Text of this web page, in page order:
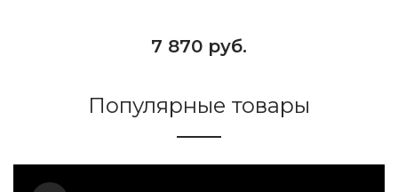
7 870 руб.
Популярные товары